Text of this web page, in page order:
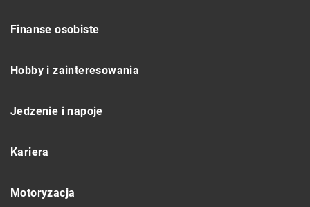
Finanse osobiste
Hobby i zainteresowania
Jedzenie i napoje
Kariera
Motoryzacja